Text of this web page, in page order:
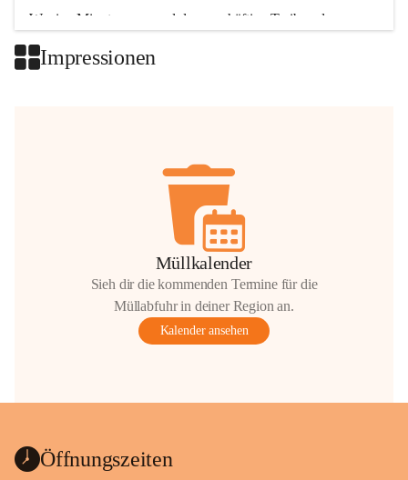
Wenige Minuten nur, und das geschäftige Treiben der
Impressionen
Müllkalender
Sieh dir die kommenden Termine für die
Müllabfuhr in deiner Region an.
Kalender ansehen
Öffnungszeiten